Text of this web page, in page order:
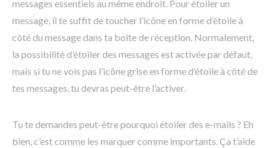
messages essentiels au même endroit. Pour étoiler un
message, il te suffit de toucher l’icône en forme d’étoile à
côté du message dans ta boîte de réception. Normalement,
la possibilité d’étoiler des messages est activée par défaut,
mais si tu ne vois pas l’icône grise en forme d’étoile à côté de
tes messages, tu devras peut-être l’activer.
Tu te demandes peut-être pourquoi étoiler des e-mails ? Eh
bien, c’est comme les marquer comme importants. Ça t’aide